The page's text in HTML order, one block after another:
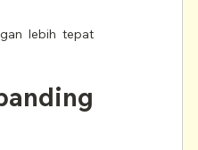
lebih tepat